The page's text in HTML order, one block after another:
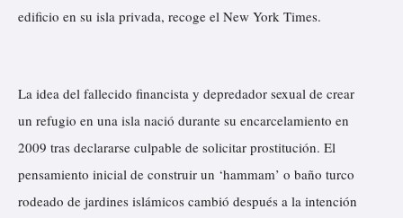
edificio en su isla privada, recoge el New York Times.
La idea del fallecido financista y depredador sexual de crear
un refugio en una isla nació durante su encarcelamiento en
2009 tras declararse culpable de solicitar prostitución. El
pensamiento inicial de construir un ‘hammam’ o baño turco
rodeado de jardines islámicos cambió después a la intención